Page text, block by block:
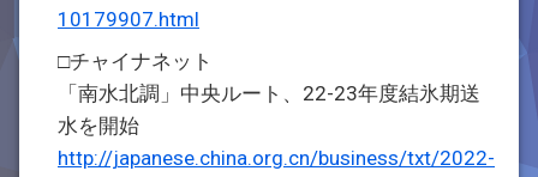
10179907.html
□チャイナネット
「南水北調」中央ルート、22-23年度結氷期送
水を開始
http://japanese.china.org.cn/business/txt/2022-